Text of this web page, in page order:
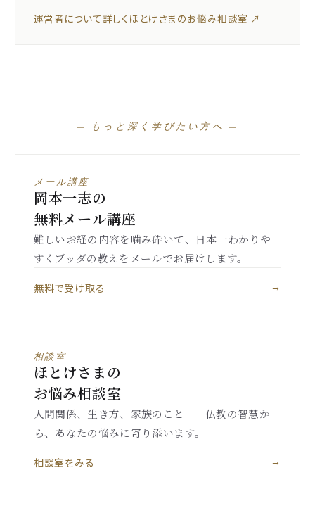
運営者について詳しく ほとけさまのお悩み相談室 ↗
— もっと深く学びたい方へ —
メール講座
岡本一志の
無料メール講座
難しいお経の内容を噛み砕いて、日本一わかりや
すくブッダの教えをメールでお届けします。
無料で受け取る →
相談室
ほとけさまの
お悩み相談室
人間関係、生き方、家族のこと——仏教の智慧か
ら、あなたの悩みに寄り添います。
相談室をみる →